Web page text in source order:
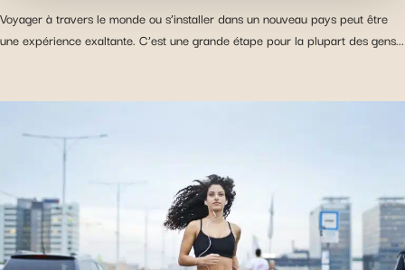
visiteurs et en comprenant comment vous arrivez sur
notre site. Proposer des offres et services personnalisés
Voyager à travers le monde ou s’installer dans un nouveau pays peut être
une expérience exaltante. C’est une grande étape pour la plupart des gens...